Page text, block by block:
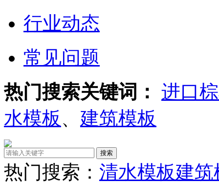
行业动态
常见问题
热门搜索关键词： 进口
水模板 、 建筑模板
热门搜索： 清水模板建筑